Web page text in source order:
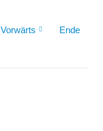
Vorwärts Ende